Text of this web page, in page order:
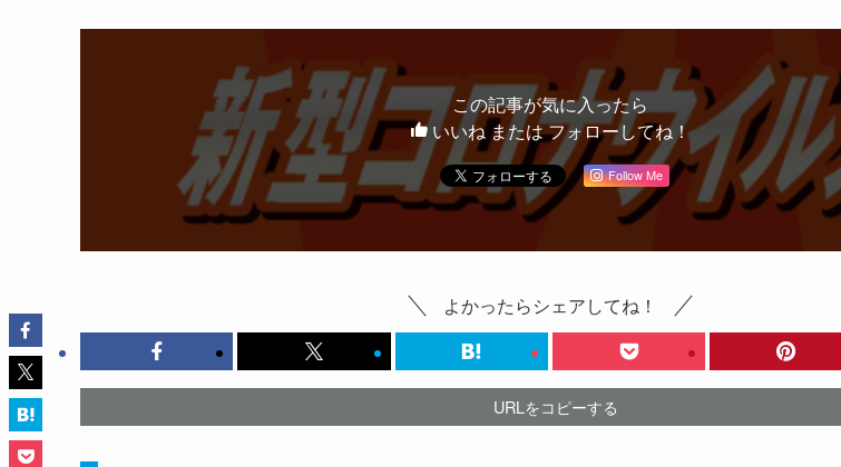
この記事が気に入ったら
いいね または フォローしてね！
Follow Me
よかったらシェアしてね！
URLをコピーする